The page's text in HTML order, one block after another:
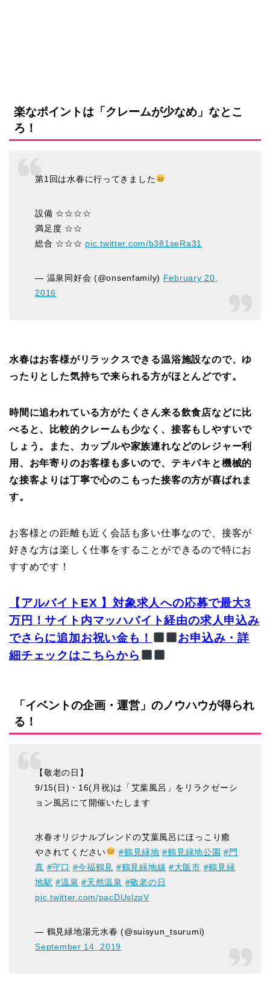
楽なポイントは「クレームが少なめ」なとこ
ろ！
第1回は水春に行ってきました
設備 ☆☆☆☆
満足度 ☆☆
総合 ☆☆☆ pic.twitter.com/b381seRa31
— 温泉同好会 (@onsenfamily) February 20,
2016
水春はお客様がリラックスできる温浴施設なので、ゆ
ったりとした気持ちで来られる方がほとんどです。
時間に追われている方がたくさん来る飲食店などに比
べると、比較的クレームも少なく、接客もしやすいで
しょう。また、カップルや家族連れなどのレジャー利
用、お年寄りのお客様も多いので、テキパキと機械的
な接客よりは丁寧で心のこもった接客の方が喜ばれま
す。
お客様との距離も近く会話も多い仕事なので、接客が
好きな方は楽しく仕事をすることができるので特にお
すすめです！
【アルバイトEX 】 対象求人への応募で最大3
万円！サイト内マッハバイト経由の求人申込み
でさらに追加お祝い金も！
お申込み・詳
細チェックはこちらから
「イベントの企画・運営」のノウハウが得られ
る！
【敬老の日】
9/15(日)・16(月祝)は「艾葉風呂」をリラクゼーシ
ョン風呂にて開催いたします
水春オリジナルブレンドの艾葉風呂にほっこり癒
やされてください
#鶴見緑地 #鶴見緑地公園 #門
真 #守口 #今福鶴見 #鶴見緑地線 #大阪市 #鶴見緑
地駅 #温泉 #天然温泉 #敬老の日
pic.twitter.com/pacDUslzpV
— 鶴見緑地湯元水春 (@suisyun_tsurumi)
September 14, 2019